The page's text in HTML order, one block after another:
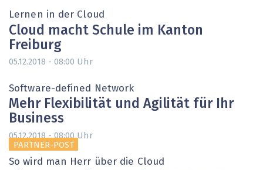
Lernen in der Cloud
Cloud macht Schule im Kanton
Freiburg
05.12.2018 - 08:00 Uhr
Software-defined Network
Mehr Flexibilität und Agilität für Ihr
Business
05.12.2018 - 08:00 Uhr
PARTNER-POST
So wird man Herr über die Cloud